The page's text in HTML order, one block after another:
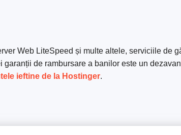
Web LiteSpeed și multe altele, serviciile de
de rambursare a banilor este un
ieftine de la Hostinger.